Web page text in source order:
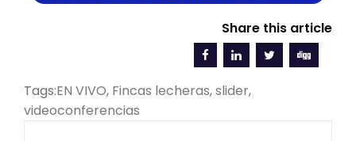
Share this article
Tags:EN VIVO, Fincas lecheras,slider,
videoconferencias